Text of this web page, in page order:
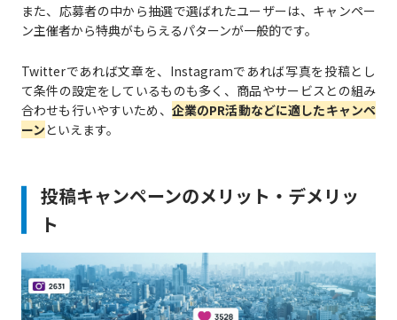
また、応募者の中から抽選で選ばれたユーザーは、キャンペー
ン主催者から特典がもらえるパターンが一般的です。
Twitterであれば文章を、Instagramであれば写真を投稿とし
て条件の設定をしているものも多く、商品やサービスとの組み
合わせも行いやすいため、 企業のPR活動などに適したキャンペ
ーンといえます。
投稿キャンペーンのメリット・デメリッ
ト